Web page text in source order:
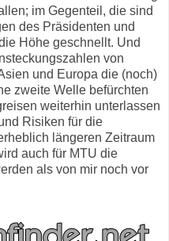
im Gegenteil, die sind
des Präsidenten und
Höhe geschnellt. Und
von
und Europa die (noch)
zweite Welle befürchten
weiterhin unterlassen
Risiken für die
längeren Zeitraum
auch für MTU die
als von mir noch vor